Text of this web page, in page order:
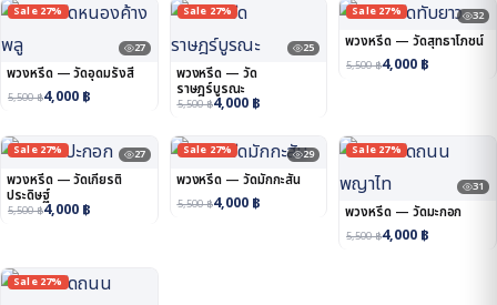
Sale 27%
27
พวงหรีด — วัดอุดมรังสี
5,500฿4,000 ฿
Sale 27%
25
พวงหรีด — วัด
ราษฎร์บูรณะ
5,500฿4,000 ฿
Sale 27% 32
พวงหรีด — วัดสุทธาโภชน์
5,500฿4,000 ฿
Sale 27% 27
พวงหรีด — วัดเกียรติ
ประดิษฐ์
5,500฿4,000 ฿
Sale 27% 29
พวงหรีด — วัดมักกะสัน
5,500฿4,000 ฿
Sale 27%
31
พวงหรีด — วัดมะกอก
5,500฿4,000 ฿
Sale 27%